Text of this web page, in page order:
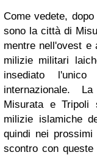
Come vedete,
sono la città di
mentre nell'ovest
milizie militari
insediato
internazionale.
Misurata e Tripoli
milizie islamiche
quindi nei
scontro con